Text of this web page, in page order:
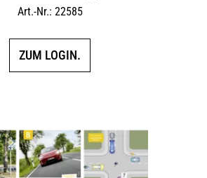
Art.-Nr.: 22585
ZUM LOGIN.